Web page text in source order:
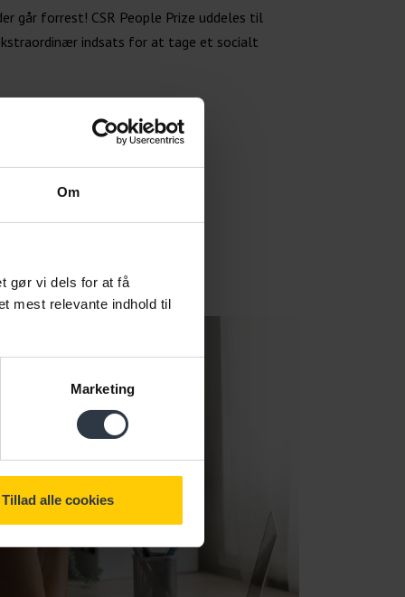
Om
gør vi dels for at få
mest relevante indhold til
Marketing
Tillad alle cookies
går forrest! CSR People Prize uddeles til
indsats for at tage et socialt